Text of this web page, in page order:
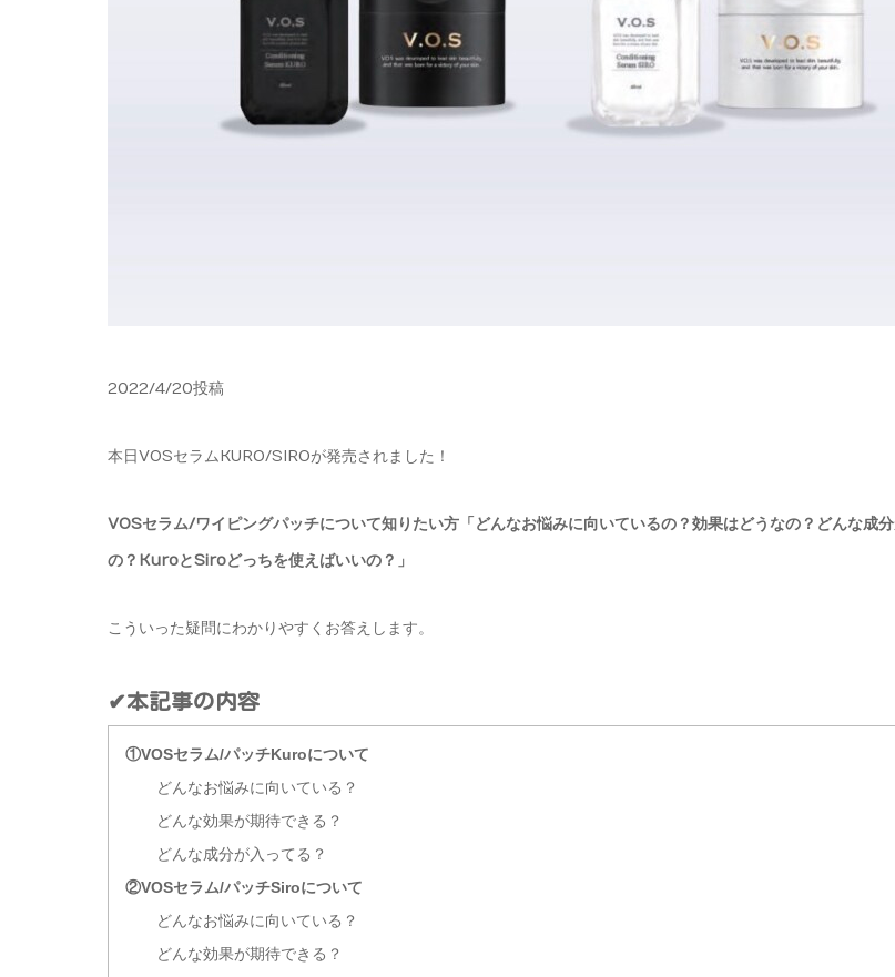
2022/4/20投稿
本日VOSセラムKURO/SIROが発売されました！
VOSセラム/ワイピングパッチについて知りたい方「どんなお悩みに向いているの？効果はどうなの？どんな成
の？KuroとSiroどっちを使えばいいの？」
こういった疑問にわかりやすくお答えします。
✔本記事の内容
①VOSセラム/パッチKuroについて
どんなお悩みに向いている？
どんな効果が期待できる？
どんな成分が入ってる？
②VOSセラム/パッチSiroについて
どんなお悩みに向いている？
どんな効果が期待できる？